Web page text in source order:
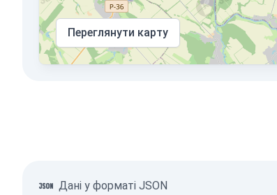
Переглянути карту
Дані у форматі JSON